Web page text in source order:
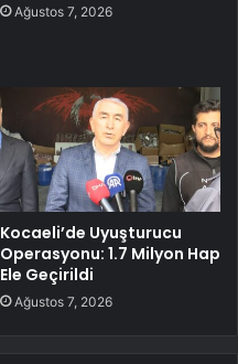
Ağustos 7, 2026
Kocaeli’de Uyuşturucu
Operasyonu: 1.7 Milyon Hap
Ele Geçirildi
Ağustos 7, 2026